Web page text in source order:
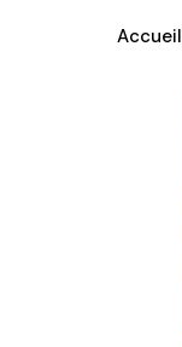
Accueil